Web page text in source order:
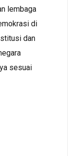
lembaga
di
dan
sesuai